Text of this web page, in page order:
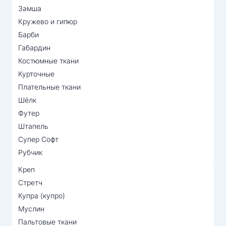
Замша
Кружево и гипюр
Барби
Габардин
Костюмные ткани
Курточные
Плательные ткани
Шёлк
Футер
Штапель
Супер Софт
Рубчик
Креп
Стретч
Купра (купро)
Муслин
Пальтовые ткани